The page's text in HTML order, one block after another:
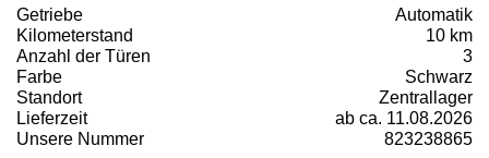
Getriebe
Automatik
Kilometerstand
10 km
Anzahl der Türen
3
Farbe
Schwarz
Standort
Zentrallager
Lieferzeit
ab ca. 11.08.2026
Unsere Nummer
823238865